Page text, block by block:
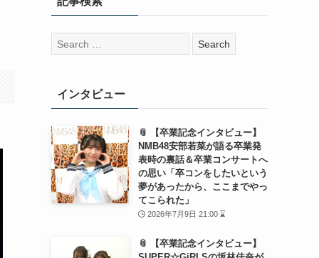
検
索:
インタビュー
📎 【卒業記念インタビュー】
NMB48安部若菜が語る卒業発
表時の裏話＆卒業コンサートへ
の思い「卒コンをしたいという
夢があったから、ここまでやっ
てこられた」
2026年7月9日 21:00 ⌛
📎 【卒業記念インタビュー】